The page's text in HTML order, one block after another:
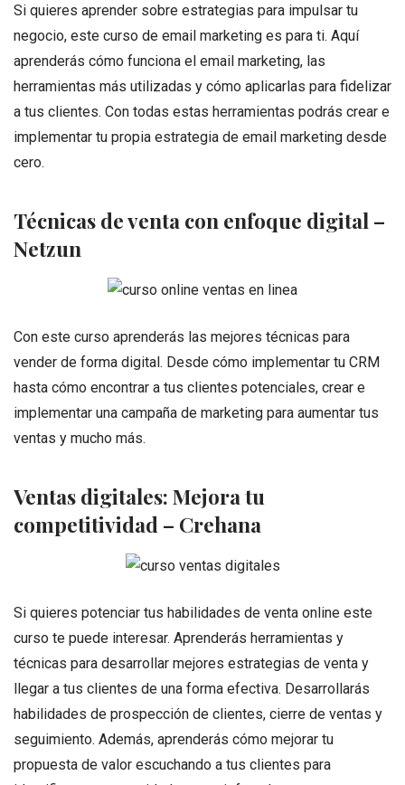
Si quieres aprender sobre estrategias para impulsar tu
negocio, este curso de email marketing es para ti. Aquí
aprenderás cómo funciona el email marketing, las
herramientas más utilizadas y cómo aplicarlas para fidelizar
a tus clientes. Con todas estas herramientas podrás crear e
implementar tu propia estrategia de email marketing desde
cero.
Técnicas de venta con enfoque digital –
Netzun
Con este curso aprenderás las mejores técnicas para
vender de forma digital. Desde cómo implementar tu CRM
hasta cómo encontrar a tus clientes potenciales, crear e
implementar una campaña de marketing para aumentar tus
ventas y mucho más.
Ventas digitales: Mejora tu
competitividad – Crehana
Si quieres potenciar tus habilidades de venta online este
curso te puede interesar. Aprenderás herramientas y
técnicas para desarrollar mejores estrategias de venta y
llegar a tus clientes de una forma efectiva. Desarrollarás
habilidades de prospección de clientes, cierre de ventas y
seguimiento. Además, aprenderás cómo mejorar tu
propuesta de valor escuchando a tus clientes para